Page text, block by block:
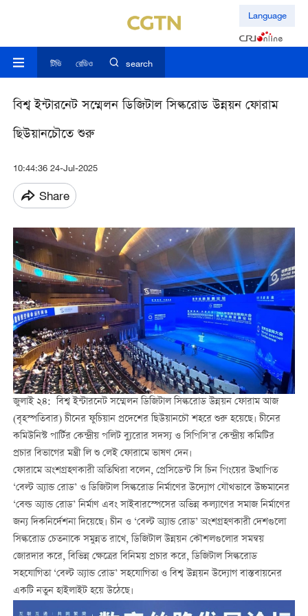
Language
টিভি রেডিও search
বিশ্ব ইন্টারনেট সম্মেলন ডিজিটাল সিল্করোড উন্নয়ন ফোরাম
ছিউয়ানচৌতে শুরু
10:44:36 24-Jul-2025
Share
জুলাই ২৪: বিশ্ব ইন্টারনেট সম্মেলন ডিজিটাল সিল্করোড উন্নয়ন ফোরাম আজ
(বৃহস্পতিবার) চীনের ফুচিয়ান প্রদেশের ছিউয়ানচৌ শহরে শুরু হয়েছে। চীনের
কমিউনিস্ট পার্টির কেন্দ্রীয় পলিট ব্যুরোর সদস্য ও সিপিসি’র কেন্দ্রীয় কমিটির
প্রচার বিভাগের মন্ত্রী লি শু লেই ফোরামে ভাষণ দেন।
ফোরামে অংশগ্রহণকারী অতিথিরা বলেন, প্রেসিডেন্ট সি চিন পিংয়ের উত্থাপিত
‘বেল্ট অ্যান্ড রোড’ ও ডিজিটাল সিল্করোড নির্মাণের উদ্যোগ যৌথভাবে উচ্চমানের
‘বেল্ড অ্যান্ড রোড’ নির্মাণ এবং সাইবারস্পেসের অভিন্ন কল্যাণের সমাজ নির্মাণের
জন্য দিকনির্দেশনা দিয়েছে। চীন ও ‘বেল্ট অ্যান্ড রোড’ অংশগ্রহণকারী দেশগুলো
সিল্করোড চেতনাকে সমুন্নত রাখে, ডিজিটাল উন্নয়ন কৌশলগুলোর সমন্বয়
জোরদার করে, বিভিন্ন ক্ষেত্রের বিনিময় প্রচার করে, ডিজিটাল সিল্করোড
সহযোগিতা ‘বেল্ট অ্যান্ড রোড’ সহযোগিতা ও বিশ্ব উন্নয়ন উদ্যোগ বাস্তবায়নের
একটি নতুন হাইলাইট হয়ে উঠেছে।